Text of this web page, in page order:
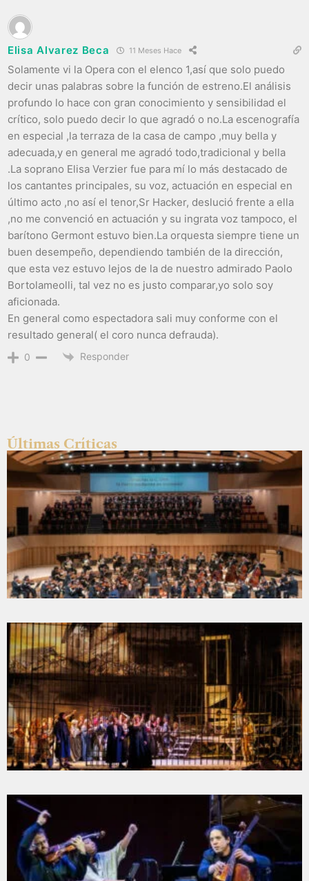
Elisa Alvarez Beca 11 Meses Hace
Solamente vi la Opera con el elenco 1,así que solo puedo
decir unas palabras sobre la función de estreno.El análisis
profundo lo hace con gran conocimiento y sensibilidad el
crítico, solo puedo decir lo que agradó o no.La escenografía
en especial ,la terraza de la casa de campo ,muy bella y
adecuada,y en general me agradó todo,tradicional y bella
.La soprano Elisa Verzier fue para mí lo más destacado de
los cantantes principales, su voz, actuación en especial en
último acto ,no así el tenor,Sr Hacker, deslució frente a ella
,no me convenció en actuación y su ingrata voz tampoco, el
barítono Germont estuvo bien.La orquesta siempre tiene un
buen desempeño, dependiendo también de la dirección,
que esta vez estuvo lejos de la de nuestro admirado Paolo
Bortolameolli, tal vez no es justo comparar,yo solo soy
aficionada.
En general como espectadora sali muy conforme con el
resultado general( el coro nunca defrauda).
0 Responder
Últimas Críticas